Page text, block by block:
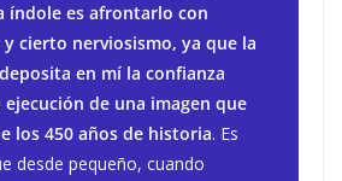
índole es afrontarlo con
cierto nerviosismo, ya que la
en mí la confianza
ejecución de una imagen que
los 450 años de historia. Es
desde pequeño, cuando